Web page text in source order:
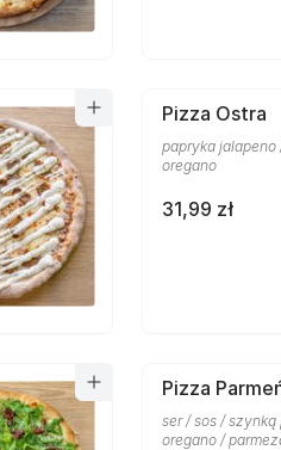
Pizza Ostra
papryka jalapeno
oregano
31,99 zł
Pizza
ser / sos / szynką
oregano /